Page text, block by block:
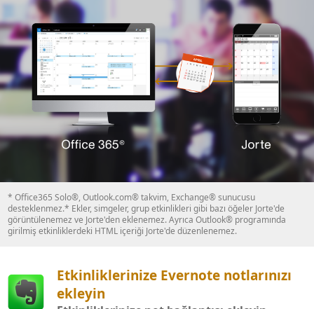
* Office365 Solo®, Outlook.com® takvim, Exchange® sunucusu
desteklenmez.* Ekler, simgeler, grup etkinlikleri gibi bazı öğeler Jorte'de
görüntülenemez ve Jorte'den eklenemez. Ayrıca Outlook® programında
girilmiş etkinliklerdeki HTML içeriği Jorte'de düzenlenemez.
Etkinliklerinize Evernote notlarınızı
ekleyin